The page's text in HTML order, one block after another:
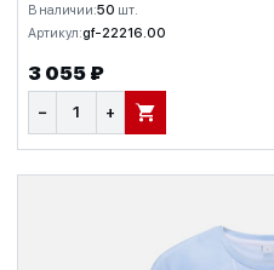
В наличии:50 шт.
Артикул:gf-22216.00
3 055 ₽
− + В КОРЗИНУ